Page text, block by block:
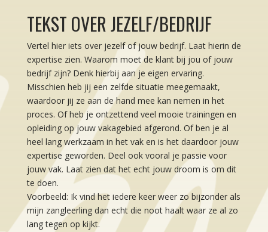
TEKST OVER JEZELF/BEDRIJF
Vertel hier iets over jezelf of jouw bedrijf. Laat hierin de
expertise zien. Waarom moet de klant bij jou of jouw
bedrijf zijn? Denk hierbij aan je eigen ervaring.
Misschien heb jij een zelfde situatie meegemaakt,
waardoor jij ze aan de hand mee kan nemen in het
proces. Of heb je ontzettend veel mooie trainingen en
opleiding op jouw vakagebied afgerond. Of ben je al
heel lang werkzaam in het vak en is het daardoor jouw
expertise geworden. Deel ook vooral je passie voor
jouw vak. Laat zien dat het echt jouw droom is om dit
te doen.
Voorbeeld: Ik vind het iedere keer weer zo bijzonder als
mijn zangleerling dan echt die noot haalt waar ze al zo
lang tegen op kijkt.